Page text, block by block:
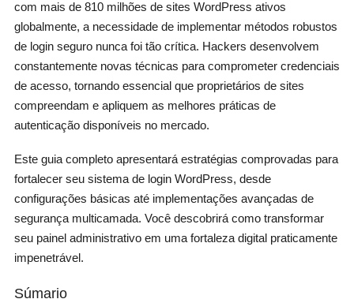
com mais de 810 milhões de sites WordPress ativos
globalmente, a necessidade de implementar métodos robustos
de login seguro nunca foi tão crítica. Hackers desenvolvem
constantemente novas técnicas para comprometer credenciais
de acesso, tornando essencial que proprietários de sites
compreendam e apliquem as melhores práticas de
autenticação disponíveis no mercado.
Este guia completo apresentará estratégias comprovadas para
fortalecer seu sistema de login WordPress, desde
configurações básicas até implementações avançadas de
segurança multicamada. Você descobrirá como transformar
seu painel administrativo em uma fortaleza digital praticamente
impenetrável.
Súmario